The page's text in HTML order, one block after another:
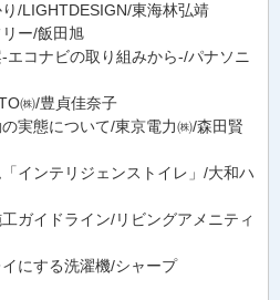
/LIGHTDESIGN/東海林弘靖
ー/飯田旭
コナビの取り組みから-/パナソニ
㈱/豊貞佳奈子
実態について/東京電力㈱/森田賢
インテリジェンストイレ」/大和ハ
ガイドライン/リビングアメニティ
にする洗濯機/シャープ